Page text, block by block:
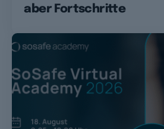
aber Fortschritte